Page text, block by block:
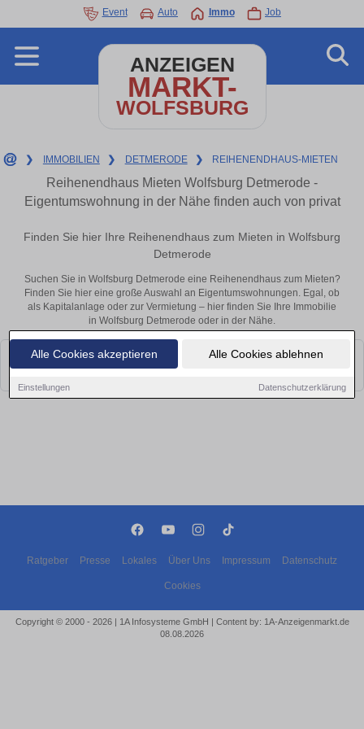
Alle Cookies akzeptieren Alle Cookies ablehnen
Einstellungen Datenschutzerklärung
Event Auto Immo Job
ANZEIGEN
MARKT-
WOLFSBURG
❯ IMMOBILIEN ❯ DETMERODE ❯ REIHENENDHAUS-MIETEN
Reihenendhaus Mieten Wolfsburg Detmerode -
Eigentumswohnung in der Nähe finden auch von privat
Finden Sie hier Ihre Reihenendhaus zum Mieten in Wolfsburg
Detmerode
Suchen Sie in Wolfsburg Detmerode eine Reihenendhaus zum Mieten?
Finden Sie hier eine große Auswahl an Eigentumswohnungen. Egal, ob
als Kapitalanlage oder zur Vermietung – hier finden Sie Ihre Immobilie
in Wolfsburg Detmerode oder in der Nähe.
Leider konnten wir derzeit keine passenden Objekte finden. Schauen Sie
bald wieder vorbei!
Ratgeber Presse Lokales Über Uns Impressum Datenschutz
Cookies
Copyright © 2000 - 2026 | 1A Infosysteme GmbH | Content by: 1A-Anzeigenmarkt.de
08.08.2026